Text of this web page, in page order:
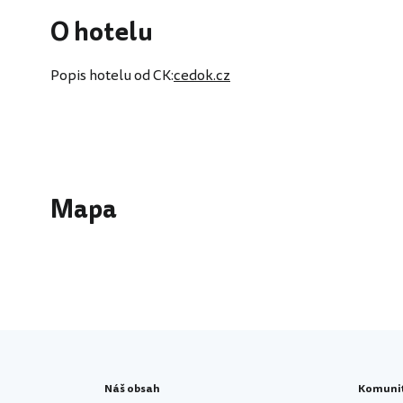
O hotelu
Popis hotelu od CK:cedok.cz
Mapa
Náš obsah